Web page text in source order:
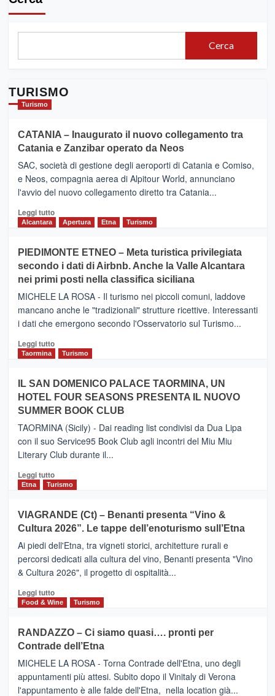
Cerca
TURISMO
Turismo
CATANIA – Inaugurato il nuovo collegamento tra
Catania e Zanzibar operato da Neos
SAC, società di gestione degli aeroporti di Catania e Comiso,
e Neos, compagnia aerea di Alpitour World, annunciano
l'avvio del nuovo collegamento diretto tra Catania...
Leggi tuttoLeggi
CATANIA
–
Inaugurato
il
nuovo
collegamento
tra
e
Zanzibar
da
Neos
Alcantara Apertura Etna Turismo
PIEDIMONTE ETNEO – Meta turistica privilegiata
secondo i dati di Airbnb. Anche la Valle Alcantara
nei primi posti nella classifica siciliana
MICHELE LA ROSA - Il turismo nei piccoli comuni, laddove
mancano anche le "tradizionali" strutture ricettive. Interessanti
i dati che emergono secondo l'Osservatorio sul Turismo...
Leggi tuttoLeggi
PIEDIMONTE
ETNEO
–
Meta
turistica
privilegiata
secondo
dati
di
Anche
la
Alcantara
nei
primi
nella
classifica
Taormina Turismo
IL SAN DOMENICO PALACE TAORMINA, UN
HOTEL FOUR SEASONS PRESENTA IL NUOVO
SUMMER BOOK CLUB
TAORMINA (Sicily) - Dai reading list condivisi da Dua Lipa
con il suo Service95 Book Club agli incontri del Miu Miu
Literary Club durante il...
Leggi tuttoLeggi
di
IL
SAN
DOMENICO
PALACE
TAORMINA,
UN
HOTEL
FOUR
IL
NUOVO
SUMMER
CLUB
Etna Turismo
VIAGRANDE (Ct) – Benanti presenta “Vino &
Cultura 2026”. Le tappe dell’enoturismo sull’Etna
Ai piedi dell'Etna, tra vigneti storici, architetture rurali e
percorsi dedicati alla cultura del vino, Benanti presenta "Vino
& Cultura 2026", il progetto di ospitalità...
Leggi tuttoLeggi
di
VIAGRANDE
(Ct)
–
Benanti
presenta
Food & Wine Turismo
RANDAZZO – Ci siamo quasi…. pronti per
Contrade dell’Etna
MICHELE LA ROSA - Torna Contrade dell'Etna, uno degli
appuntamenti più attesi. Subito dopo il Vinitaly di Verona
l'appuntamento è alle falde dell'Etna, nella location già...